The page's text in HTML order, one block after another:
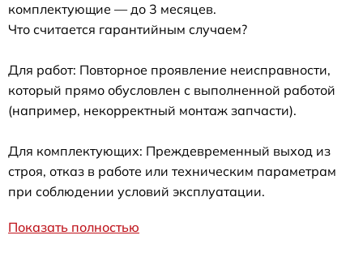
комплектующие — до 3 месяцев.
Что считается гарантийным случаем?
Для работ: Повторное проявление неисправности,
который прямо обусловлен с выполненной работой
(например, некорректный монтаж запчасти).
Для комплектующих: Преждевременный выход из
строя, отказ в работе или техническим параметрам
при соблюдении условий эксплуатации.
Показать полностью